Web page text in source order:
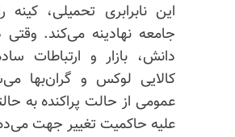
این نابرابری تحمیلی، کینه
جامعه نهادینه می‌کند.
دانش، بازار و ارتباطات
کالایی لوکس و گران‌بها
عمومی از حالت پراکنده به
علیه حاکمیت تغییر جهت